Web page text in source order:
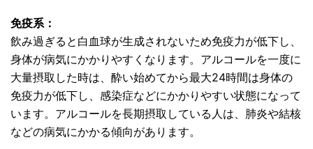
免疫系：
飲み過ぎると白血球が生成されないため免疫力が低下し、
身体が病気にかかりやすくなります。アルコールを一度に
大量摂取した時は、酔い始めてから最大24時間は身体の
免疫力が低下し、感染症などにかかりやすい状態になって
います。アルコールを長期摂取している人は、肺炎や結核
などの病気にかかる傾向があります。